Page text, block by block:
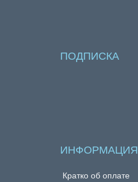
ПОДПИСКА
ИНФОРМАЦИЯ
Кратко об оплате